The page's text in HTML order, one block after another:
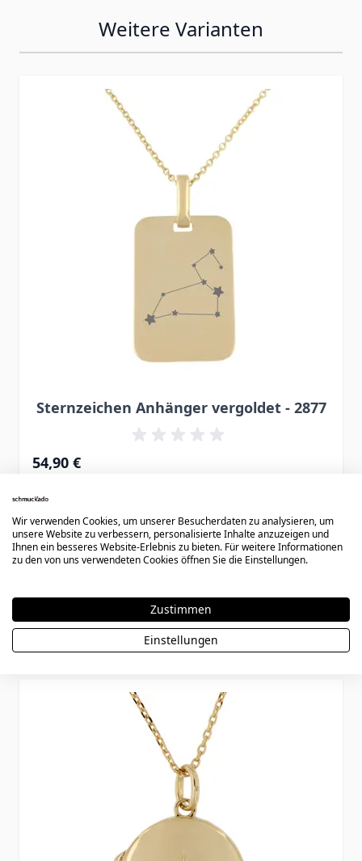
Weitere Varianten
Sternzeichen Anhänger vergoldet - 2877
54,90 €
Könnte dir auch gefallen
Wir verwenden Cookies, um unserer Besucherdaten zu analysieren, um
unsere Website zu verbessern, personalisierte Inhalte anzuzeigen und
Ihnen ein besseres Website-Erlebnis zu bieten. Für weitere Informationen
zu den von uns verwendeten Cookies öffnen Sie die Einstellungen.
Zustimmen
Einstellungen